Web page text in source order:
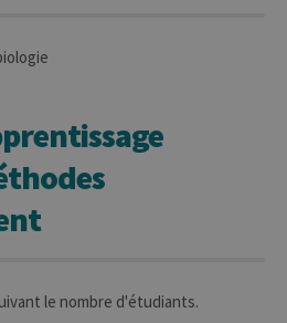
le nombre d'étudiants.